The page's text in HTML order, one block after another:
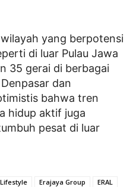
yang berpotensi
di luar Pulau Jawa
35 gerai di berbagai
dan
bahwa tren
hidup aktif juga
pesat di luar
Erajaya Group
ERAL